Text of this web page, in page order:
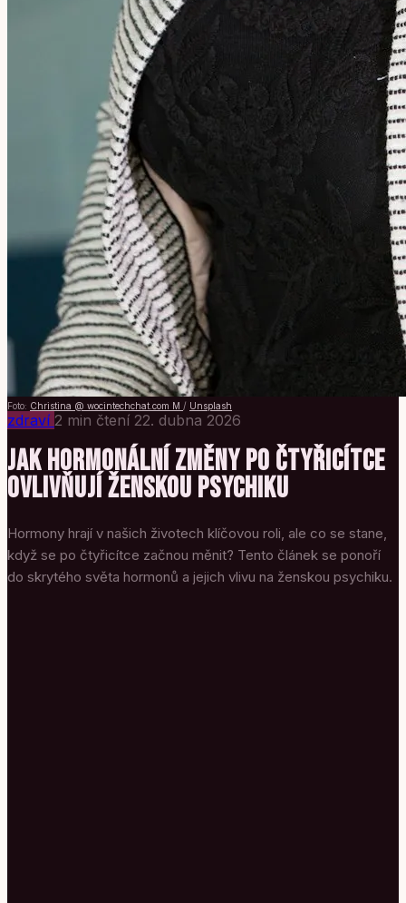
Foto: Christina @ wocintechchat.com M / Unsplash
zdraví 2 min čtení 22. dubna 2026
JAK HORMONÁLNÍ ZMĚNY PO ČTYŘICÍTCE
OVLIVŇUJÍ ŽENSKOU PSYCHIKU
Hormony hrají v našich životech klíčovou roli, ale co se stane,
když se po čtyřicítce začnou měnit? Tento článek se ponoří
do skrytého světa hormonů a jejich vlivu na ženskou psychiku.